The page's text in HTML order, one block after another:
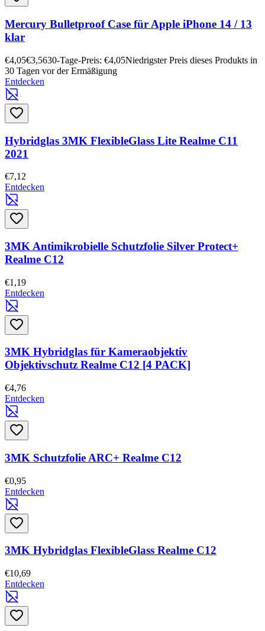
Mercury Bulletproof Case für Apple iPhone 14 / 13
klar
€4,05€3,5630-Tage-Preis: €4,05Niedrigster Preis dieses Produkts in
30 Tagen vor der Ermäßigung
Entdecken
Hybridglas 3MK FlexibleGlass Lite Realme C11
2021
€7,12
Entdecken
3MK Antimikrobielle Schutzfolie Silver Protect+
Realme C12
€1,19
Entdecken
3MK Hybridglas für Kameraobjektiv
Objektivschutz Realme C12 [4 PACK]
€4,76
Entdecken
3MK Schutzfolie ARC+ Realme C12
€0,95
Entdecken
3MK Hybridglas FlexibleGlass Realme C12
€10,69
Entdecken